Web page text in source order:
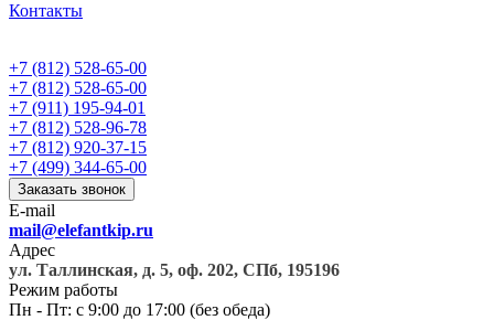
Контакты
+7 (812) 528-65-00
+7 (812) 528-65-00
+7 (911) 195-94-01
+7 (812) 528-96-78
+7 (812) 920-37-15
+7 (499) 344-65-00
Заказать звонок
E-mail
mail@elefantkip.ru
Адрес
ул. Таллинская, д. 5, оф. 202, СПб, 195196
Режим работы
Пн - Пт: с 9:00 до 17:00 (без обеда)